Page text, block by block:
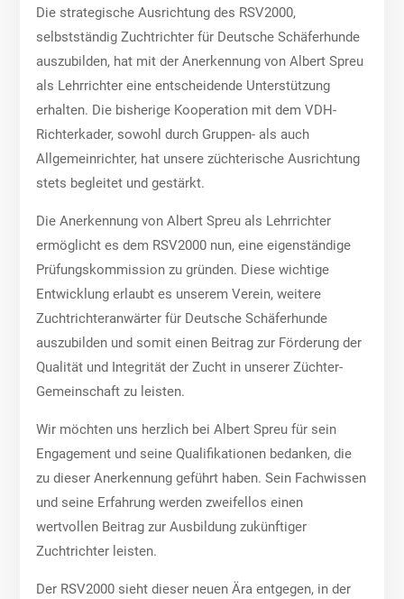
Die strategische Ausrichtung des RSV2000,
selbstständig Zuchtrichter für Deutsche Schäferhunde
auszubilden, hat mit der Anerkennung von Albert Spreu
als Lehrrichter eine entscheidende Unterstützung
erhalten. Die bisherige Kooperation mit dem VDH-
Richterkader, sowohl durch Gruppen- als auch
Allgemeinrichter, hat unsere züchterische Ausrichtung
stets begleitet und gestärkt.
Die Anerkennung von Albert Spreu als Lehrrichter
ermöglicht es dem RSV2000 nun, eine eigenständige
Prüfungskommission zu gründen. Diese wichtige
Entwicklung erlaubt es unserem Verein, weitere
Zuchtrichteranwärter für Deutsche Schäferhunde
auszubilden und somit einen Beitrag zur Förderung der
Qualität und Integrität der Zucht in unserer Züchter-
Gemeinschaft zu leisten.
Wir möchten uns herzlich bei Albert Spreu für sein
Engagement und seine Qualifikationen bedanken, die
zu dieser Anerkennung geführt haben. Sein Fachwissen
und seine Erfahrung werden zweifellos einen
wertvollen Beitrag zur Ausbildung zukünftiger
Zuchtrichter leisten.
Der RSV2000 sieht dieser neuen Ära entgegen, in der